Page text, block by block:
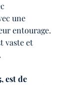
une
entourage.
vaste et
est de